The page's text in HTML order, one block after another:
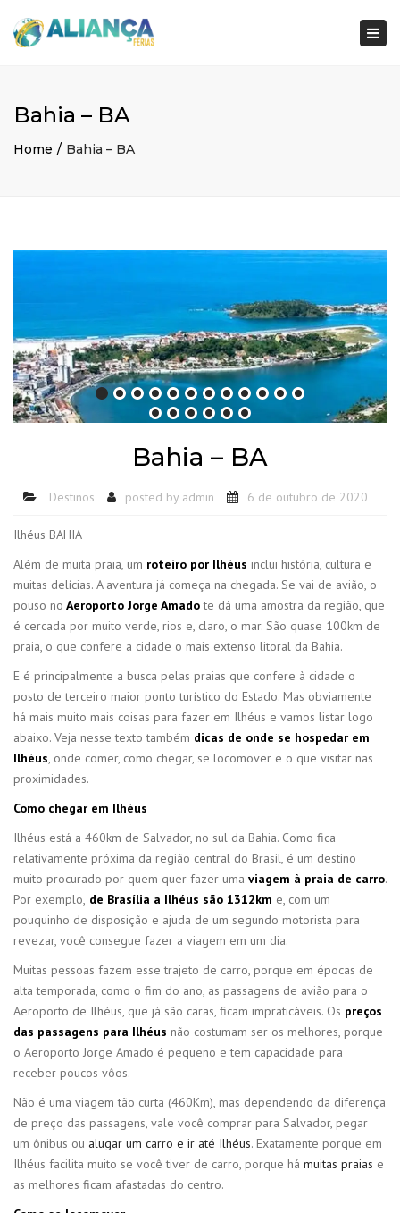
Bahia – BA
Home Bahia – BA
Bahia – BA
Destinos posted by admin 6 de outubro de 2020
Ilhéus BAHIA
Além de muita praia, um roteiro por Ilhéus inclui história, cultura e
muitas delícias. A aventura já começa na chegada. Se vai de avião, o
pouso no Aeroporto Jorge Amadote dá uma amostra da região, que
é cercada por muito verde, rios e, claro, o mar. São quase 100km de
praia, o que confere a cidade o mais extenso litoral da Bahia.
E é principalmente a busca pelas praias que confere à cidade o
posto de terceiro maior ponto turístico do Estado. Mas obviamente
há mais muito mais coisas para fazer em Ilhéus e vamos listar logo
abaixo. Veja nesse texto também dicas de onde se hospedar em
Ilhéus, onde comer, como chegar, se locomover e o que visitar nas
proximidades.
Como chegar em Ilhéus
Ilhéus está a 460km de Salvador, no sul da Bahia. Como fica
relativamente próxima da região central do Brasil, é um destino
muito procurado por quem quer fazer uma viagem à praia de carro.
Por exemplo, de Brasília a Ilhéus são 1312km e, com um
pouquinho de disposição e ajuda de um segundo motorista para
revezar, você consegue fazer a viagem em um dia.
Muitas pessoas fazem esse trajeto de carro, porque em épocas de
alta temporada, como o fim do ano, as passagens de avião para o
Aeroporto de Ilhéus, que já são caras, ficam impraticáveis. Os preços
das passagens para Ilhéus não costumam ser os melhores, porque
o Aeroporto Jorge Amado é pequeno e tem capacidade para
receber poucos vôos.
Não é uma viagem tão curta (460Km), mas dependendo da diferença
de preço das passagens, vale você comprar para Salvador, pegar
um ônibus ou alugar um carro e ir até Ilhéus. Exatamente porque em
Ilhéus facilita muito se você tiver de carro, porque há muitas praias e
as melhores ficam afastadas do centro.